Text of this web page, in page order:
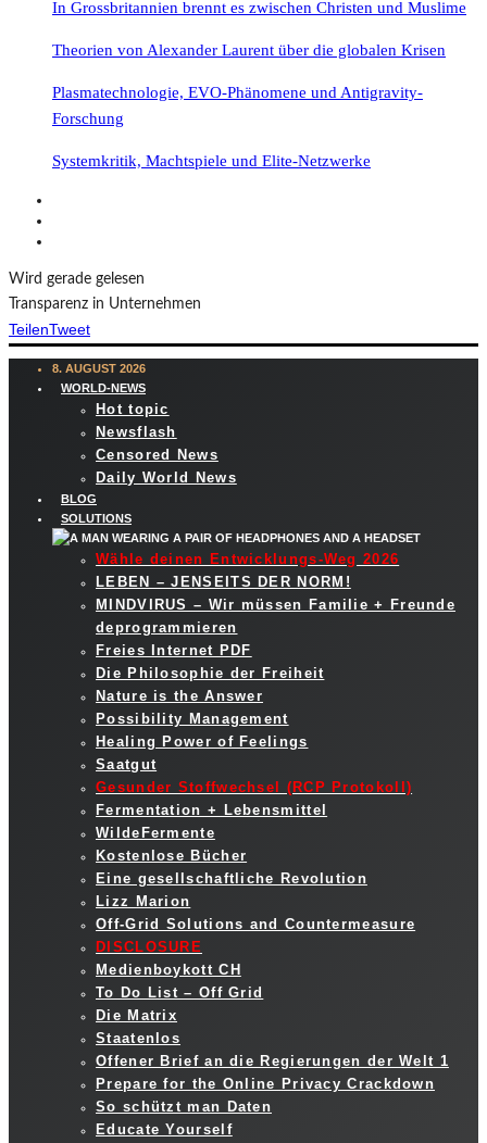
In Grossbritannien brennt es zwischen Christen und Muslime
Theorien von Alexander Laurent über die globalen Krisen
Plasmatechnologie, EVO-Phänomene und Antigravity-
Forschung
Systemkritik, Machtspiele und Elite-Netzwerke
Wird gerade gelesen
Transparenz in Unternehmen
TeilenTweet
8. AUGUST 2026
WORLD-NEWS
Hot topic
Newsflash
Censored News
Daily World News
BLOG
SOLUTIONS
Wähle deinen Entwicklungs-Weg 2026
LEBEN – JENSEITS DER NORM!
MINDVIRUS – Wir müssen Familie + Freunde
deprogrammieren
Freies Internet PDF
Die Philosophie der Freiheit
Nature is the Answer
Possibility Management
Healing Power of Feelings
Saatgut
Gesunder Stoffwechsel (RCP Protokoll)
Fermentation + Lebensmittel
WildeFermente
Kostenlose Bücher
Eine gesellschaftliche Revolution
Lizz Marion
Off-Grid Solutions and Countermeasure
DISCLOSURE
Medienboykott CH
To Do List – Off Grid
Die Matrix
Staatenlos
Offener Brief an die Regierungen der Welt 1
Prepare for the Online Privacy Crackdown
So schützt man Daten
Educate Yourself